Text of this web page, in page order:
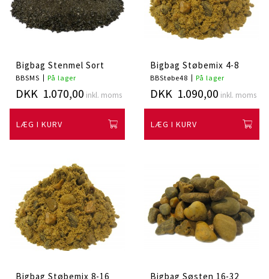
Bigbag Stenmel Sort
BBSMS På lager
DKK 1.070,00 inkl. moms
LÆG I KURV
Bigbag Støbemix 4-8
BBStøbe48 På lager
DKK 1.090,00 inkl. moms
LÆG I KURV
Bigbag Støbemix 8-16 Bigbag Søsten 16-32